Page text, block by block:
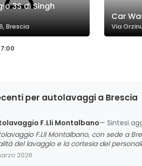
3S di Singh
Brescia
Car
Via
per autolavaggi a Brescia
F.Lli Montalbano— Sintesi
F.Lli Montalbano, con sede a
del lavaggio e la cortesia del
con risultati di alta qualità che
2026